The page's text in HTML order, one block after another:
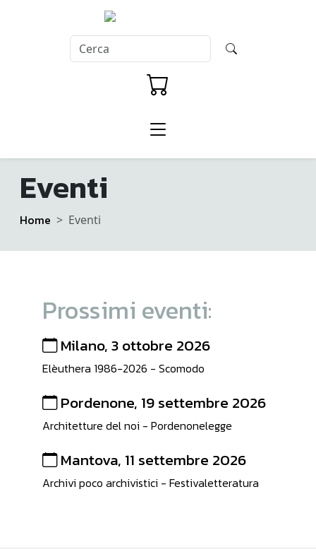
Eventi
Home Eventi
Prossimi eventi:
Milano, 3 ottobre 2026
Elèuthera 1986-2026 - Scomodo
Pordenone, 19 settembre 2026
Architetture del noi - Pordenonelegge
Mantova, 11 settembre 2026
Archivi poco archivistici - Festivaletteratura